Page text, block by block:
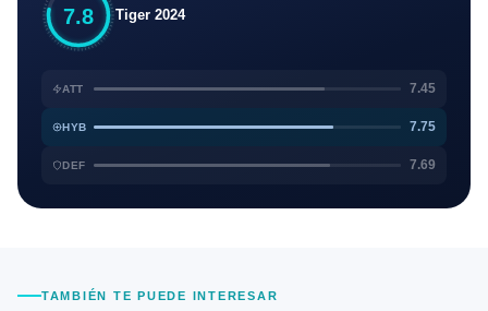
7.8 Tiger 2024
ATT 7.45
HYB 7.75
DEF 7.69
TAMBIÉN TE PUEDE INTERESAR